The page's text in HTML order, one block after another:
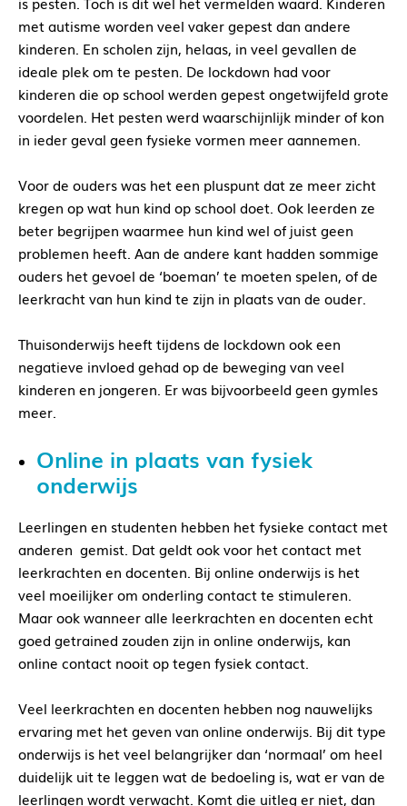
met autisme worden veel vaker gepest dan andere
kinderen. En scholen zijn, helaas, in veel gevallen de
ideale plek om te pesten. De lockdown had voor
kinderen die op school werden gepest ongetwijfeld grote
voordelen. Het pesten werd waarschijnlijk minder of kon
in ieder geval geen fysieke vormen meer aannemen.
Voor de ouders was het een pluspunt dat ze meer zicht
kregen op wat hun kind op school doet. Ook leerden ze
beter begrijpen waarmee hun kind wel of juist geen
problemen heeft. Aan de andere kant hadden sommige
ouders het gevoel de ‘boeman’ te moeten spelen, of de
leerkracht van hun kind te zijn in plaats van de ouder.
Thuisonderwijs heeft tijdens de lockdown ook een
negatieve invloed gehad op de beweging van veel
kinderen en jongeren. Er was bijvoorbeeld geen gymles
meer.
Online in plaats van fysiek
onderwijs
Leerlingen en studenten hebben het fysieke contact met
anderen gemist. Dat geldt ook voor het contact met
leerkrachten en docenten. Bij online onderwijs is het
veel moeilijker om onderling contact te stimuleren.
Maar ook wanneer alle leerkrachten en docenten echt
goed getrained zouden zijn in online onderwijs, kan
online contact nooit op tegen fysiek contact.
Veel leerkrachten en docenten hebben nog nauwelijks
ervaring met het geven van online onderwijs. Bij dit type
onderwijs is het veel belangrijker dan ‘normaal’ om heel
duidelijk uit te leggen wat de bedoeling is, wat er van de
leerlingen wordt verwacht. Komt die uitleg er niet, dan